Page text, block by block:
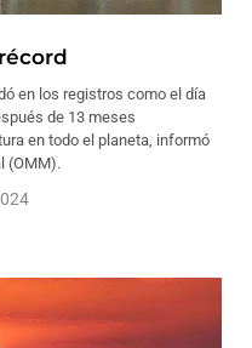
en los registros como el día
de 13 meses
en todo el planeta, informó
(OMM).